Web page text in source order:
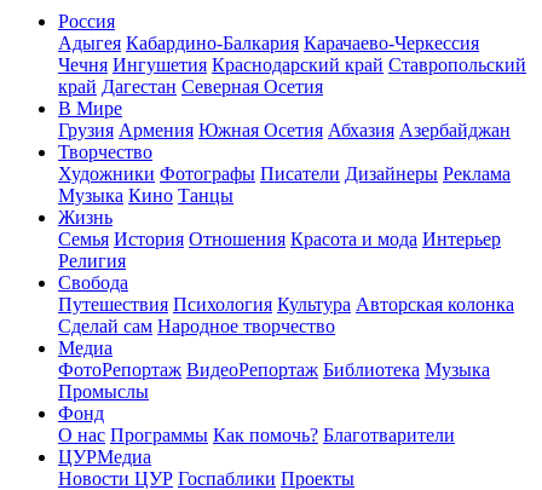
Россия
Адыгея Кабардино-Балкария Карачаево-Черкессия
Чечня Ингушетия Краснодарский край Ставропольский
край Дагестан Северная Осетия
В Мире
Грузия Армения Южная Осетия Абхазия Азербайджан
Творчество
Художники Фотографы Писатели Дизайнеры Реклама
Музыка Кино Танцы
Жизнь
Семья История Отношения Красота и мода Интерьер
Религия
Свобода
Путешествия Психология Культура Авторская колонка
Сделай сам Народное творчество
Медиа
ФотоРепортаж ВидеоРепортаж Библиотека Музыка
Промыслы
Фонд
О нас Программы Как помочь? Благотварители
ЦУРМедиа
Новости ЦУР Госпаблики Проекты